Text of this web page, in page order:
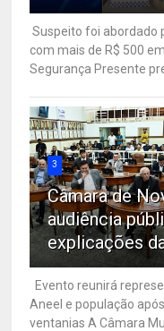
Suspeito foi abordado
com mais de R$ 500
Segurança Presente
3
Câmara de
audiência
explicações
Evento reunirá
Aneel e população
ventanias A Câmara